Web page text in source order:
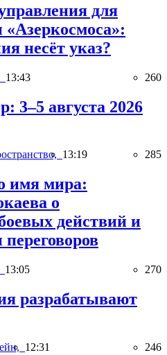
для
несёт указ?
13:43 260
3–5 августа 2026
13:19 285
имя мира:
о
действий и
13:05 270
разрабатывают
12:31 246